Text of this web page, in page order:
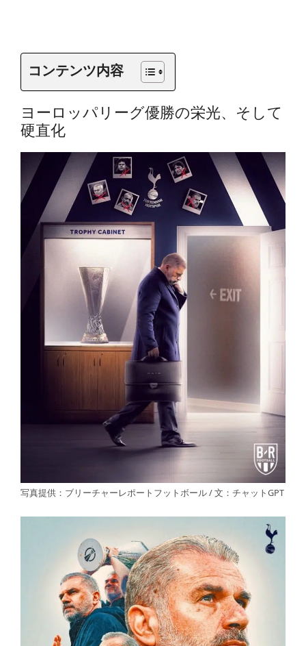
コンテンツ内容
ヨーロッパリーグ優勝の栄光、そして
硬直化
写真提供：ブリーチャーレポートフットボール / 文：チャットGPT